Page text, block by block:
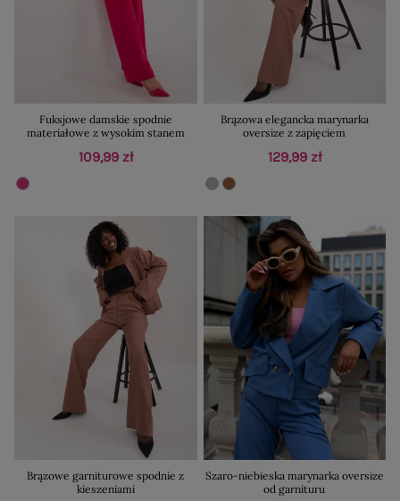
Fuksjowe damskie spodnie
materiałowe z wysokim stanem
109,99 zł
Brązowa elegancka marynarka
oversize z zapięciem
129,99 zł
Brązowe garniturowe spodnie z
kieszeniami
Szaro-niebieska marynarka oversize
od garnituru